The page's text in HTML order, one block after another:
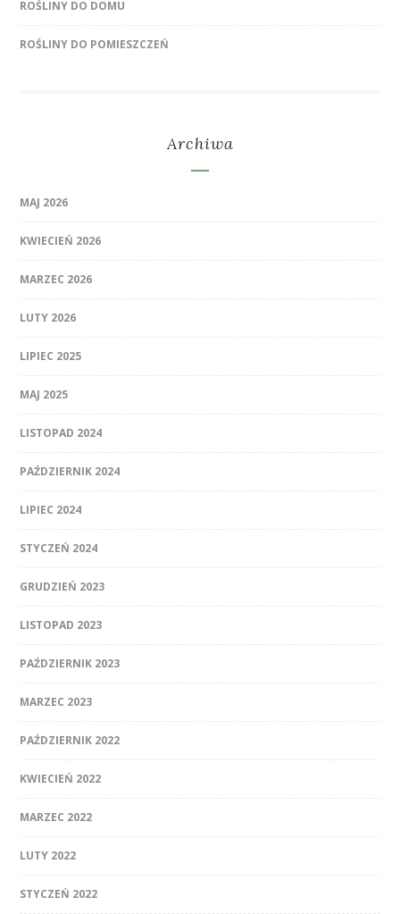
ROŚLINY DO DOMU
ROŚLINY DO POMIESZCZEŃ
Archiwa
MAJ 2026
KWIECIEŃ 2026
MARZEC 2026
LUTY 2026
LIPIEC 2025
MAJ 2025
LISTOPAD 2024
PAŹDZIERNIK 2024
LIPIEC 2024
STYCZEŃ 2024
GRUDZIEŃ 2023
LISTOPAD 2023
PAŹDZIERNIK 2023
MARZEC 2023
PAŹDZIERNIK 2022
KWIECIEŃ 2022
MARZEC 2022
LUTY 2022
STYCZEŃ 2022